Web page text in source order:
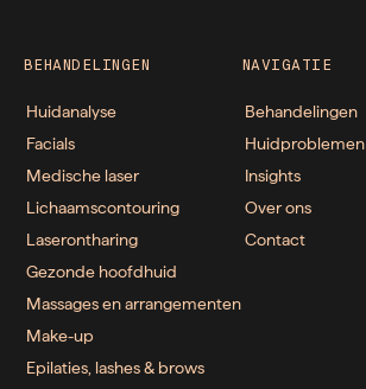
BEHANDELINGEN
Huidanalyse
Facials
Medische laser
Lichaamscontouring
Laserontharing
Gezonde hoofdhuid
Massages en arrangementen
Make-up
Epilaties, lashes & brows
NAVIGATIE
Behandelingen
Huidproblemen
Insights
Over ons
Contact